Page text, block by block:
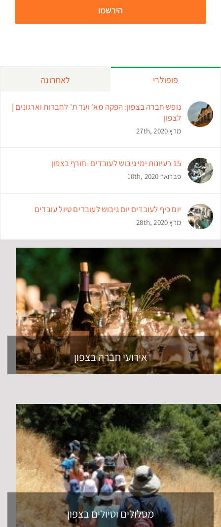
פופולרי לאחרונה
נופש חברה בצפון: הפקה מא' ועד ת' לחברות וארגונים |
לצפון
מרץ 27th, 2020
15 רעיונות ימי גיבוש לעובדים -חורף בצפון
פברואר 10th, 2020
יום כיף לעובדים יום גיבוש לעובדים טיול עובדים
מרץ 28th, 2020
אירועי חברה בצפון
מסלולים וטיולים בצפון